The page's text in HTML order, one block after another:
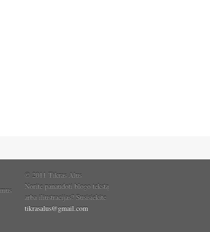
© 2011 Tikras Alus
Norite panaudoti blogo tekstą
arba iliustracijas? Susisiekite
tikrasalus@gmail.com